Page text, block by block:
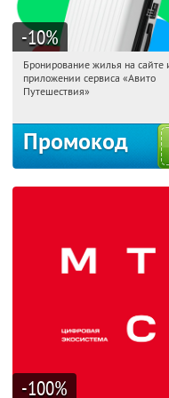
-10%
15:10:25
Россия
Бронирование жилья на сайте
приложении сервиса «Авито
Путешествия»
Промокод
-100%